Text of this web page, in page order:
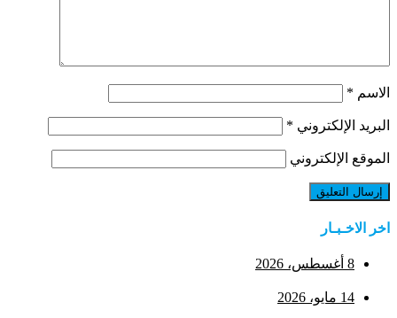
الاسم *
البريد الإلكتروني *
الموقع الإلكتروني
اخر الاخـبـار
8 أغسطس، 2026
14 مايو، 2026